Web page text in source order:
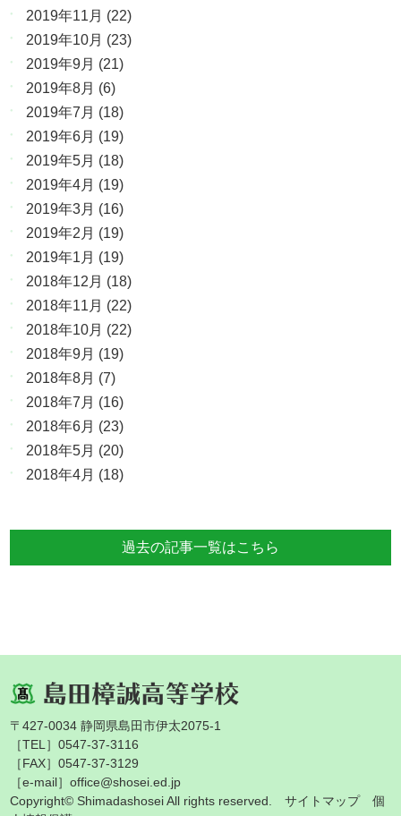
2019年11月 (22)
2019年10月 (23)
2019年9月 (21)
2019年8月 (6)
2019年7月 (18)
2019年6月 (19)
2019年5月 (18)
2019年4月 (19)
2019年3月 (16)
2019年2月 (19)
2019年1月 (19)
2018年12月 (18)
2018年11月 (22)
2018年10月 (22)
2018年9月 (19)
2018年8月 (7)
2018年7月 (16)
2018年6月 (23)
2018年5月 (20)
2018年4月 (18)
過去の記事一覧はこちら
〒427-0034 静岡県島田市伊太2075-1
［TEL］0547-37-3116
［FAX］0547-37-3129
［e-mail］office@shosei.ed.jp
Copyright© Shimadashosei All rights reserved.サイトマップ
個